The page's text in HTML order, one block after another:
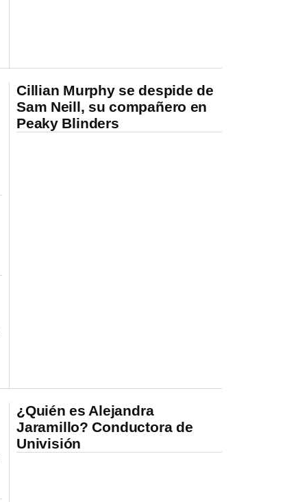
Cillian Murphy se despide de
Sam Neill, su compañero en
Peaky Blinders
¿Quién es Alejandra
Jaramillo? Conductora de
Univisión